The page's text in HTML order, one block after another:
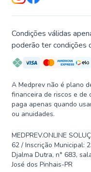
Condições válidas
poderão ter condições
A Medprev não é plano
financeira de riscos e de
paga apenas quando
ou anuidades.
MEDPREV.ONLINE
62 / Inscrição Municipal:
Djalma Dutra, n° 683,
José dos Pinhais-PR